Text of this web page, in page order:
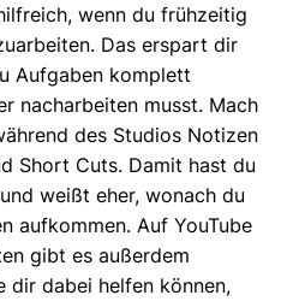
wenn du frühzeitig
Das erspart dir
Aufgaben komplett
nacharbeiten musst. Mach
des Studios Notizen
Short Cuts. Damit hast du
weißt eher, wonach du
aufkommen. Auf YouTube
gibt es außerdem
dir dabei helfen können,